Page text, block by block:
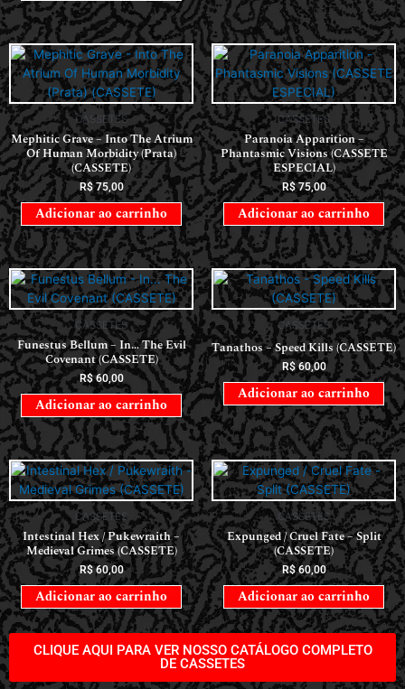
CASSETES
Mephitic Grave – Into The Atrium
Of Human Morbidity (Prata)
(CASSETE)
R$75,00
Adicionar ao carrinho
CASSETES
Paranoia Apparition –
Phantasmic Visions (CASSETE
ESPECIAL)
R$75,00
Adicionar ao carrinho
CASSETES
Funestus Bellum – In… The Evil
Covenant (CASSETE)
R$60,00
Adicionar ao carrinho
CASSETES
Tanathos – Speed Kills (CASSETE)
R$60,00
Adicionar ao carrinho
CASSETES
Intestinal Hex / Pukewraith –
Medieval Grimes (CASSETE)
R$60,00
Adicionar ao carrinho
CASSETES
Expunged / Cruel Fate – Split
(CASSETE)
R$60,00
Adicionar ao carrinho
CLIQUE AQUI PARA VER NOSSO CATÁLOGO COMPLETO
DE CASSETES